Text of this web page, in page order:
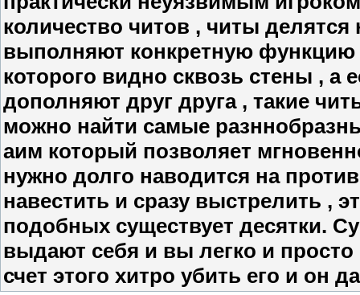
количество читов , читы
выполняют конкретную
которого видно сквозь стены ,
дополняют друг друга , такие
можно найти самые
аим который позволяет
нужно долго наводится на
навестить и сразу выстрелить ,
подобных существует десятки.
выдают себя и вы легко и
счет этого хитро убить его и он